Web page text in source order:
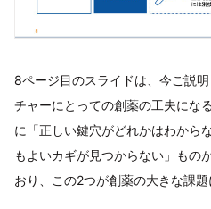
8ページ目のスライドは、今ご説
チャーにとっての創薬の工夫にな
に「正しい鍵穴がどれかはわから
もよいカギが見つからない」もの
おり、この2つが創薬の大きな課題